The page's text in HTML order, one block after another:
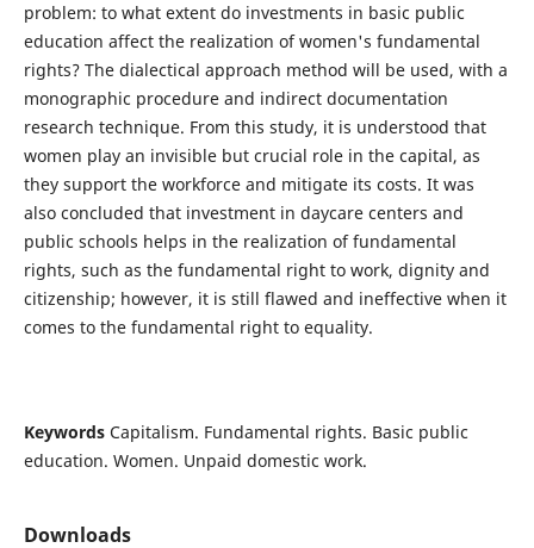
problem: to what extent do investments in basic public
education affect the realization of women's fundamental
rights? The dialectical approach method will be used, with a
monographic procedure and indirect documentation
research technique. From this study, it is understood that
women play an invisible but crucial role in the capital, as
they support the workforce and mitigate its costs. It was
also concluded that investment in daycare centers and
public schools helps in the realization of fundamental
rights, such as the fundamental right to work, dignity and
citizenship; however, it is still flawed and ineffective when it
comes to the fundamental right to equality.
KeywordsCapitalism. Fundamental rights. Basic public
education. Women. Unpaid domestic work.
Downloads